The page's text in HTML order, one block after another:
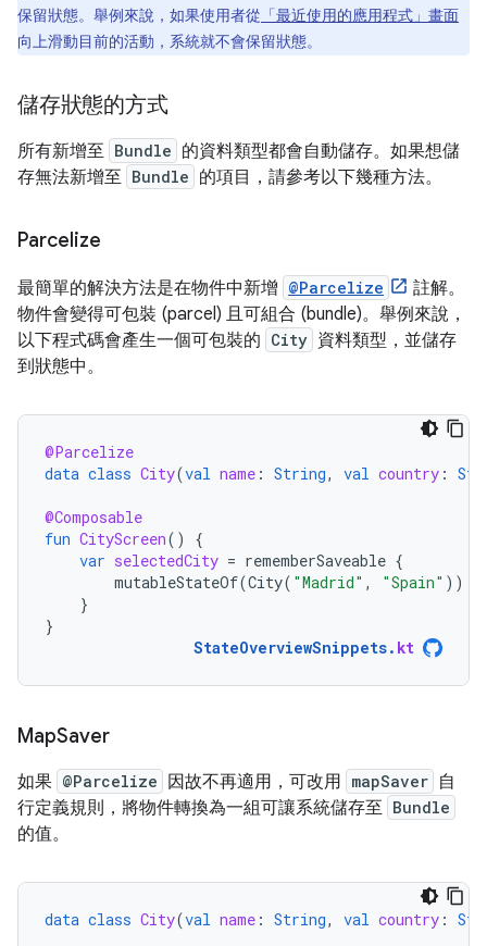
保留狀態。舉例來說，如果使用者從 「最近使用的應用程式」畫面
向上滑動目前的活動，系統就不會保留狀態。
儲存狀態的方式
所有新增至 Bundle 的資料類型都會自動儲存。如果想儲
存無法新增至 Bundle 的項目，請參考以下幾種方法。
Parcelize
最簡單的解決方法是在物件中新增 @Parcelize
註解。
物件會變得可包裝 (parcel) 且可組合 (bundle)。舉例來說，
以下程式碼會產生一個可包裝的 City 資料類型，並儲存
到狀態中。
@Parcelize
data class City(val name : String, val country :
@Composable
fun CityScreen()
{
var selectedCity = rememberSaveable {
mutableStateOf(City( "Madrid" , "Spain" ))
}
}
StateOverviewSnippets. kt
MapSaver
如果 @Parcelize 因故不再適用，可改用 mapSaver 自
行定義規則，將物件轉換為一組可讓系統儲存至 Bundle
的值。
data class City(val name : String, val country :